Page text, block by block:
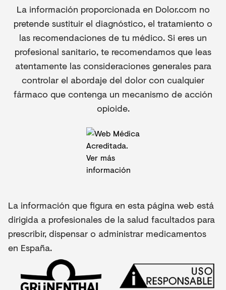
La información proporcionada en Dolor.com no
pretende sustituir el diagnóstico, el tratamiento o
las recomendaciones de tu médico. Si eres un
profesional sanitario, te recomendamos que leas
atentamente las consideraciones generales para
controlar el abordaje del dolor con cualquier
fármaco que contenga un mecanismo de acción
opioide.
La información que figura en esta página web está
dirigida a profesionales de la salud facultados para
prescribir, dispensar o administrar medicamentos
en España.